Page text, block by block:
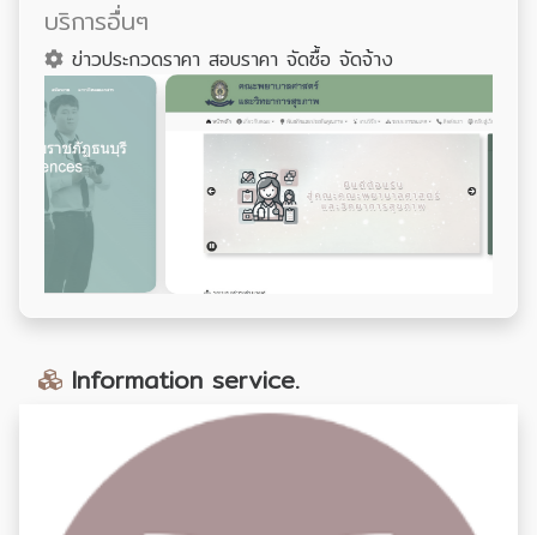
บริการอื่นๆ
ข่าวประกวดราคา สอบราคา จัดซื้อ จัดจ้าง
Information service.